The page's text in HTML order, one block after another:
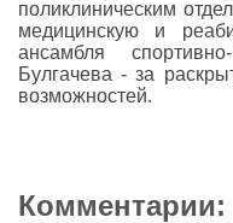
поликлиническим
медицинскую и
ансамбля
Булгачева - за
возможностей.
Комментарии: